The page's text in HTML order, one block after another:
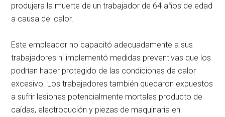
produjera la muerte de un trabajador de 64 años de edad
a causa del calor.
Este empleador no capacitó adecuadamente a sus
trabajadores ni implementó medidas preventivas que los
podrían haber protegido de las condiciones de calor
excesivo. Los trabajadores también quedaron expuestos
a sufrir lesiones potencialmente mortales producto de
caídas, electrocución y piezas de maquinaria en